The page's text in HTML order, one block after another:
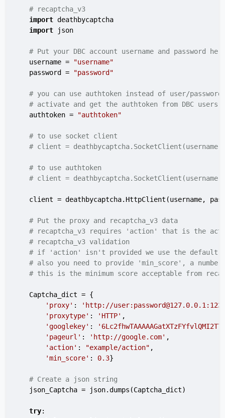
# recaptcha_v3
import deathbycaptcha
import json
# Put your DBC account username and password
    username =
"username"
    password =
"password"
# you can use authtoken instead of user/password
# activate and get the authtoken from DBC users
    authtoken =
"authtoken"
# to use socket client
# client = deathbycaptcha.SocketClient(username,
# to use authtoken
# client = deathbycaptcha.SocketClient(username,
client = deathbycaptcha.HttpClient(username,
# Put the proxy and recaptcha_v3 data
# recaptcha_v3 requires 'action' that is the
# recaptcha_v3 validation
# if 'action' isn't provided we use the default
# also you need to provide 'min_score', a
# this is the minimum score acceptable from
    Captcha_dict = {
'proxy' :
'http://
'proxytype' : 'HTTP' ,
'googlekey' :
'pageurl' : 'http://google.com' ,
'action' : "example/action" ,
'min_score' : 0.3}
# Create a json string
    json_Captcha = json.dumps(Captcha_dict)
try: